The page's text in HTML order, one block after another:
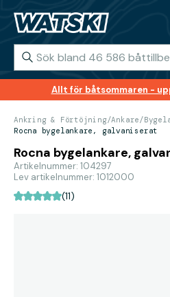
Allt för båtsommaren -
Ankring & Förtöjning/Ankare/
Rocna bygelankare, galvaniserat
Rocna bygelankare,
Artikelnummer: 104297
Lev artikelnummer: 1012000
(11)